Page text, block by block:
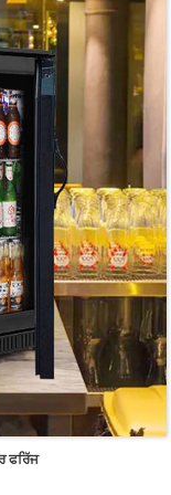
ਹਨ।
ਨਾਲ।
ਫਰਿੱਜ